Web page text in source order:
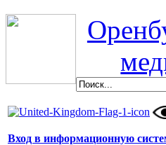
Вход в информационную